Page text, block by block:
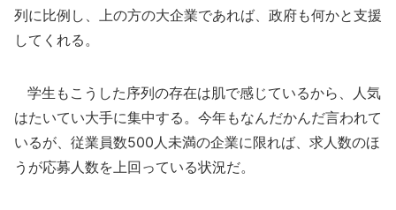
列に比例し、上の方の大企業であれば、政府も何かと支援
してくれる。
学生もこうした序列の存在は肌で感じているから、人気
はたいてい大手に集中する。今年もなんだかんだ言われて
いるが、従業員数500人未満の企業に限れば、求人数のほ
うが応募人数を上回っている状況だ。